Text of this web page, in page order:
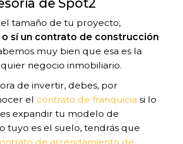
tamaño de tu proyecto,
sí un contrato de construcción
muy bien que esa es la
negocio inmobiliario.
de invertir, debes, por
el contrato de franquicia si lo
expandir tu modelo de
tuyo es el suelo, tendrás que
de arrendamiento de